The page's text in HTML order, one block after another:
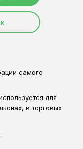
самого
для
в торговых